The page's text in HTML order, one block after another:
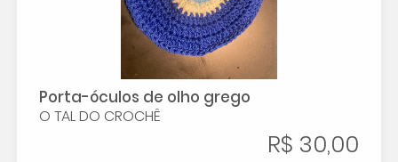
Porta-óculos de olho grego
O TAL DO CROCHÊ
R$ 30,00